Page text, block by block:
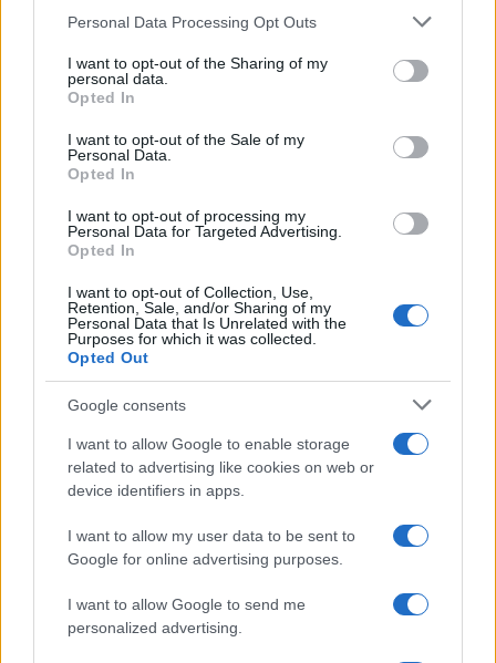
Please note that this website/app uses one or more Google
not limited to your visit or usage behaviour. You may click to
grant or deny consent to Google and its third-party tags to
use your data for below specified purposes in below Google
consent section.
Personal Data Processing Opt Outs
I want to opt-out of the Sharing of my
personal data.
Opted In
I want to opt-out of the Sale of my
Personal Data.
Opted In
I want to opt-out of processing my
Personal Data for Targeted Advertising.
Opted In
I want to opt-out of Collection, Use,
Retention, Sale, and/or Sharing of my
Personal Data that Is Unrelated with the
Purposes for which it was collected.
Opted Out
Google consents
I want to allow Google to enable storage
related to advertising like cookies on web or
device identifiers in apps.
I want to allow my user data to be sent to
Google for online advertising purposes.
I want to allow Google to send me
personalized advertising.
posturale. Per contrastare efficacemente questi
esercizi mirati prima della stagione invernale, al
fine di migliorare la propria capacità funzionale e
prepararsi adeguatamente.2
AUTORE
Martina Marchesi
Martina Marchesi ha guidato la squadra che
ha coperto il piano urbanistico di Firenze,
sostenendo una linea editoriale basata
sull'analisi documentale. Vicedirettrice, porta
un dettaglio personale riconoscibile: una
mappa manoscritta dei rioni fiorentini nella sua